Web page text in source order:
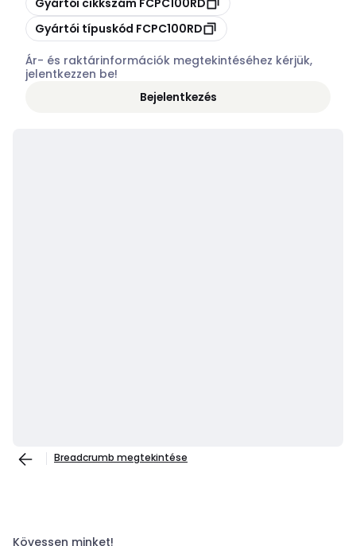
Másolás
Gyártói típuskód FCPC100RD
Ár- és raktárinformációk megtekintéséhez kérjük,
jelentkezzen be!
Bejelentkezés
Breadcrumb megtekintése
Kövessen minket!